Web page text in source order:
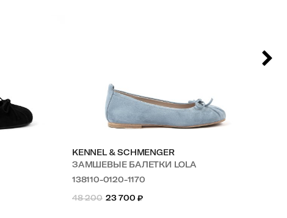
KENNEL & SCHMENGER
ЗАМШЕВЫЕ БАЛЕТКИ LOLA
138110-0120-1170
48 200
23 700 ₽